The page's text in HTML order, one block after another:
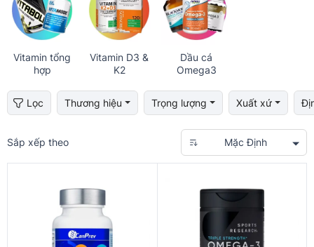
Vitamin tổng
hợp
Vitamin D3 &
K2
Dầu cá
Omega3
Lọc Thương hiệu Trọng lượng Xuất xứ
Sắp xếp theo Mặc Định